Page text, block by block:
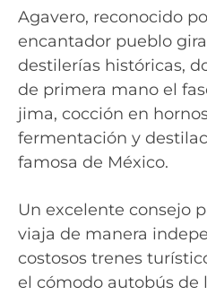
Agavero, reconocido
encantador pueblo
destilerías históricas,
de primera mano el
jima, cocción en
fermentación y
famosa de México.
Un excelente consejo
viaja de manera
costosos trenes
el cómodo autobús de